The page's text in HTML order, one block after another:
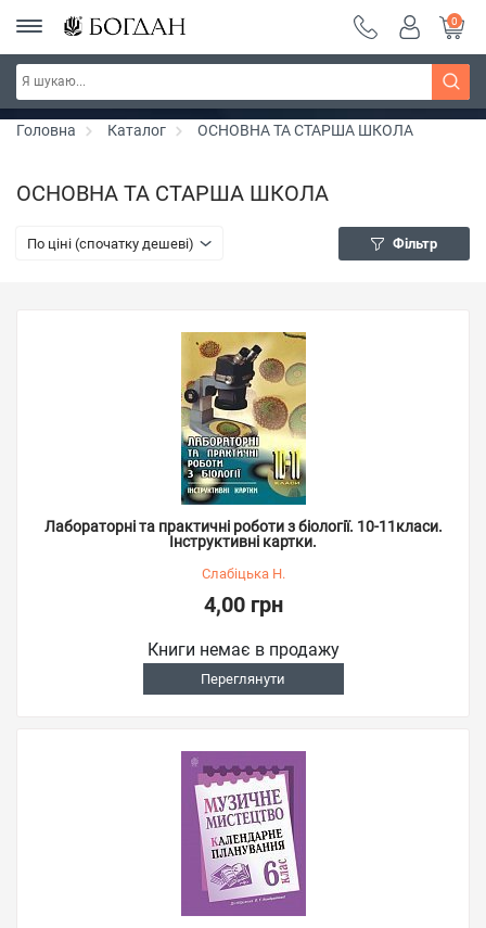
РОЗПРОДАЖ ~ 150 грн ~ 200 грн ~ 250 грн ~
300 грн ~ РОЗПРОДАЖ
Дізнатись більше
0
Головна Каталог ОСНОВНА ТА СТАРША ШКОЛА
ОСНОВНА ТА СТАРША ШКОЛА
По ціні (спочатку дешеві) Фільтр
Лабораторні та практичні роботи з біології. 10-11класи.
Інструктивні картки.
Слабіцька Н.
4,00 грн
Книги немає в продажу
Переглянути